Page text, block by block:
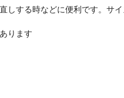
しする時などに便利です。サ
ります